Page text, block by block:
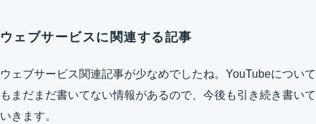
ウェブサービスに関連する記事
ウェブサービス関連記事が少なめでしたね。YouTubeについて
もまだまだ書いてない情報があるので、今後も引き続き書いて
いきます。